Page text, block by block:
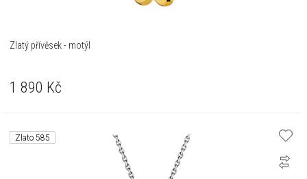
Zlatý přívěsek - motýl
1 890 Kč
Zlato 585